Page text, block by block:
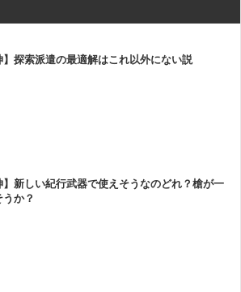
】探索派遣の最適解はこれ以外にない説
】新しい紀行武器で使えそうなのどれ？槍が一
か？